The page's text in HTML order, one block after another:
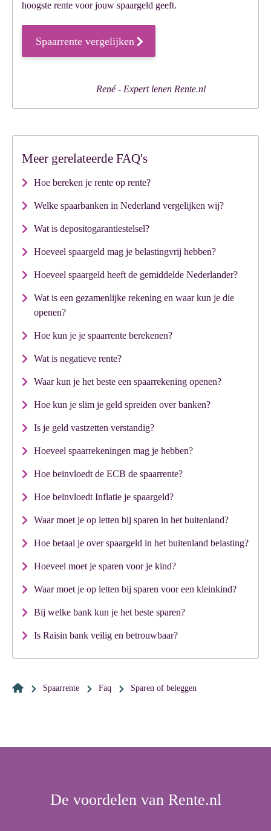
hoogste rente voor jouw spaargeld geeft.
Spaarrente vergelijken
Meer gerelateerde FAQ's
Hoe bereken je rente op rente?
Welke spaarbanken in Nederland vergelijken wij?
Wat is depositogarantiestelsel?
Hoeveel spaargeld mag je belastingvrij hebben?
Hoeveel spaargeld heeft de gemiddelde Nederlander?
Wat is een gezamenlijke rekening en waar kun je die
openen?
Hoe kun je je spaarrente berekenen?
Wat is negatieve rente?
Waar kun je het beste een spaarrekening openen?
Hoe kun je slim je geld spreiden over banken?
Is je geld vastzetten verstandig?
Hoeveel spaarrekeningen mag je hebben?
Hoe beïnvloedt de ECB de spaarrente?
Hoe beïnvloedt Inflatie je spaargeld?
Waar moet je op letten bij sparen in het buitenland?
Hoe betaal je over spaargeld in het buitenland belasting?
Hoeveel moet je sparen voor je kind?
Waar moet je op letten bij sparen voor een kleinkind?
Bij welke bank kun je het beste sparen?
Is Raisin bank veilig en betrouwbaar?
Spaarrente Faq sparen of beleggen
De voordelen van Rente.nl